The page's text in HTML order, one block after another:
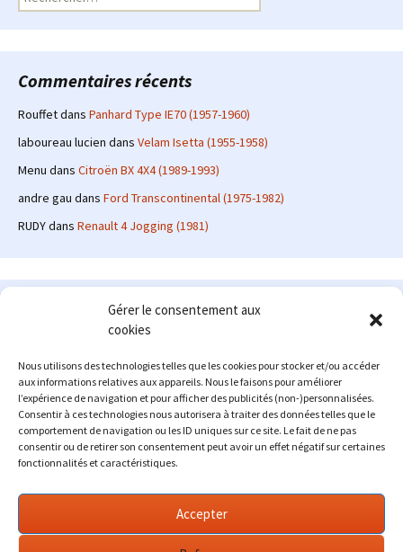
Gérer le consentement aux
cookies
Nous utilisons des technologies telles que les cookies pour stocker et/ou accéder
aux informations relatives aux appareils. Nous le faisons pour améliorer
l’expérience de navigation et pour afficher des publicités (non-)personnalisées.
Consentir à ces technologies nous autorisera à traiter des données telles que le
comportement de navigation ou les ID uniques sur ce site. Le fait de ne pas
consentir ou de retirer son consentement peut avoir un effet négatif sur certaines
fonctionnalités et caractéristiques.
Accepter
Commentaires récents
Rouffetdans Panhard Type IE70 (1957-1960)
laboureau lucien dans Velam Isetta (1955-1958)
Menu dans Citroën BX 4X4 (1989-1993)
andre gau dans Ford Transcontinental (1975-1982)
RUDYdans Renault 4 Jogging (1981)
Le site en quelques mots
: passionné d'automobile ancienne depuis de
nombreuses années, j'ai commencé à partager ma passion sur
internet à partir de 2009 au travers d'un blog qui a connu un relatif
succès. Fin 2013, je décide de prendre mon autonomie et me lancer
avec mon propre site : l'Automobile Ancienne.
Me contacter : alex(at)lautomobileancienne.com